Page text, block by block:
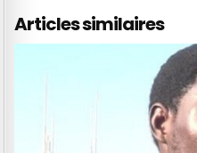
Articles similaires